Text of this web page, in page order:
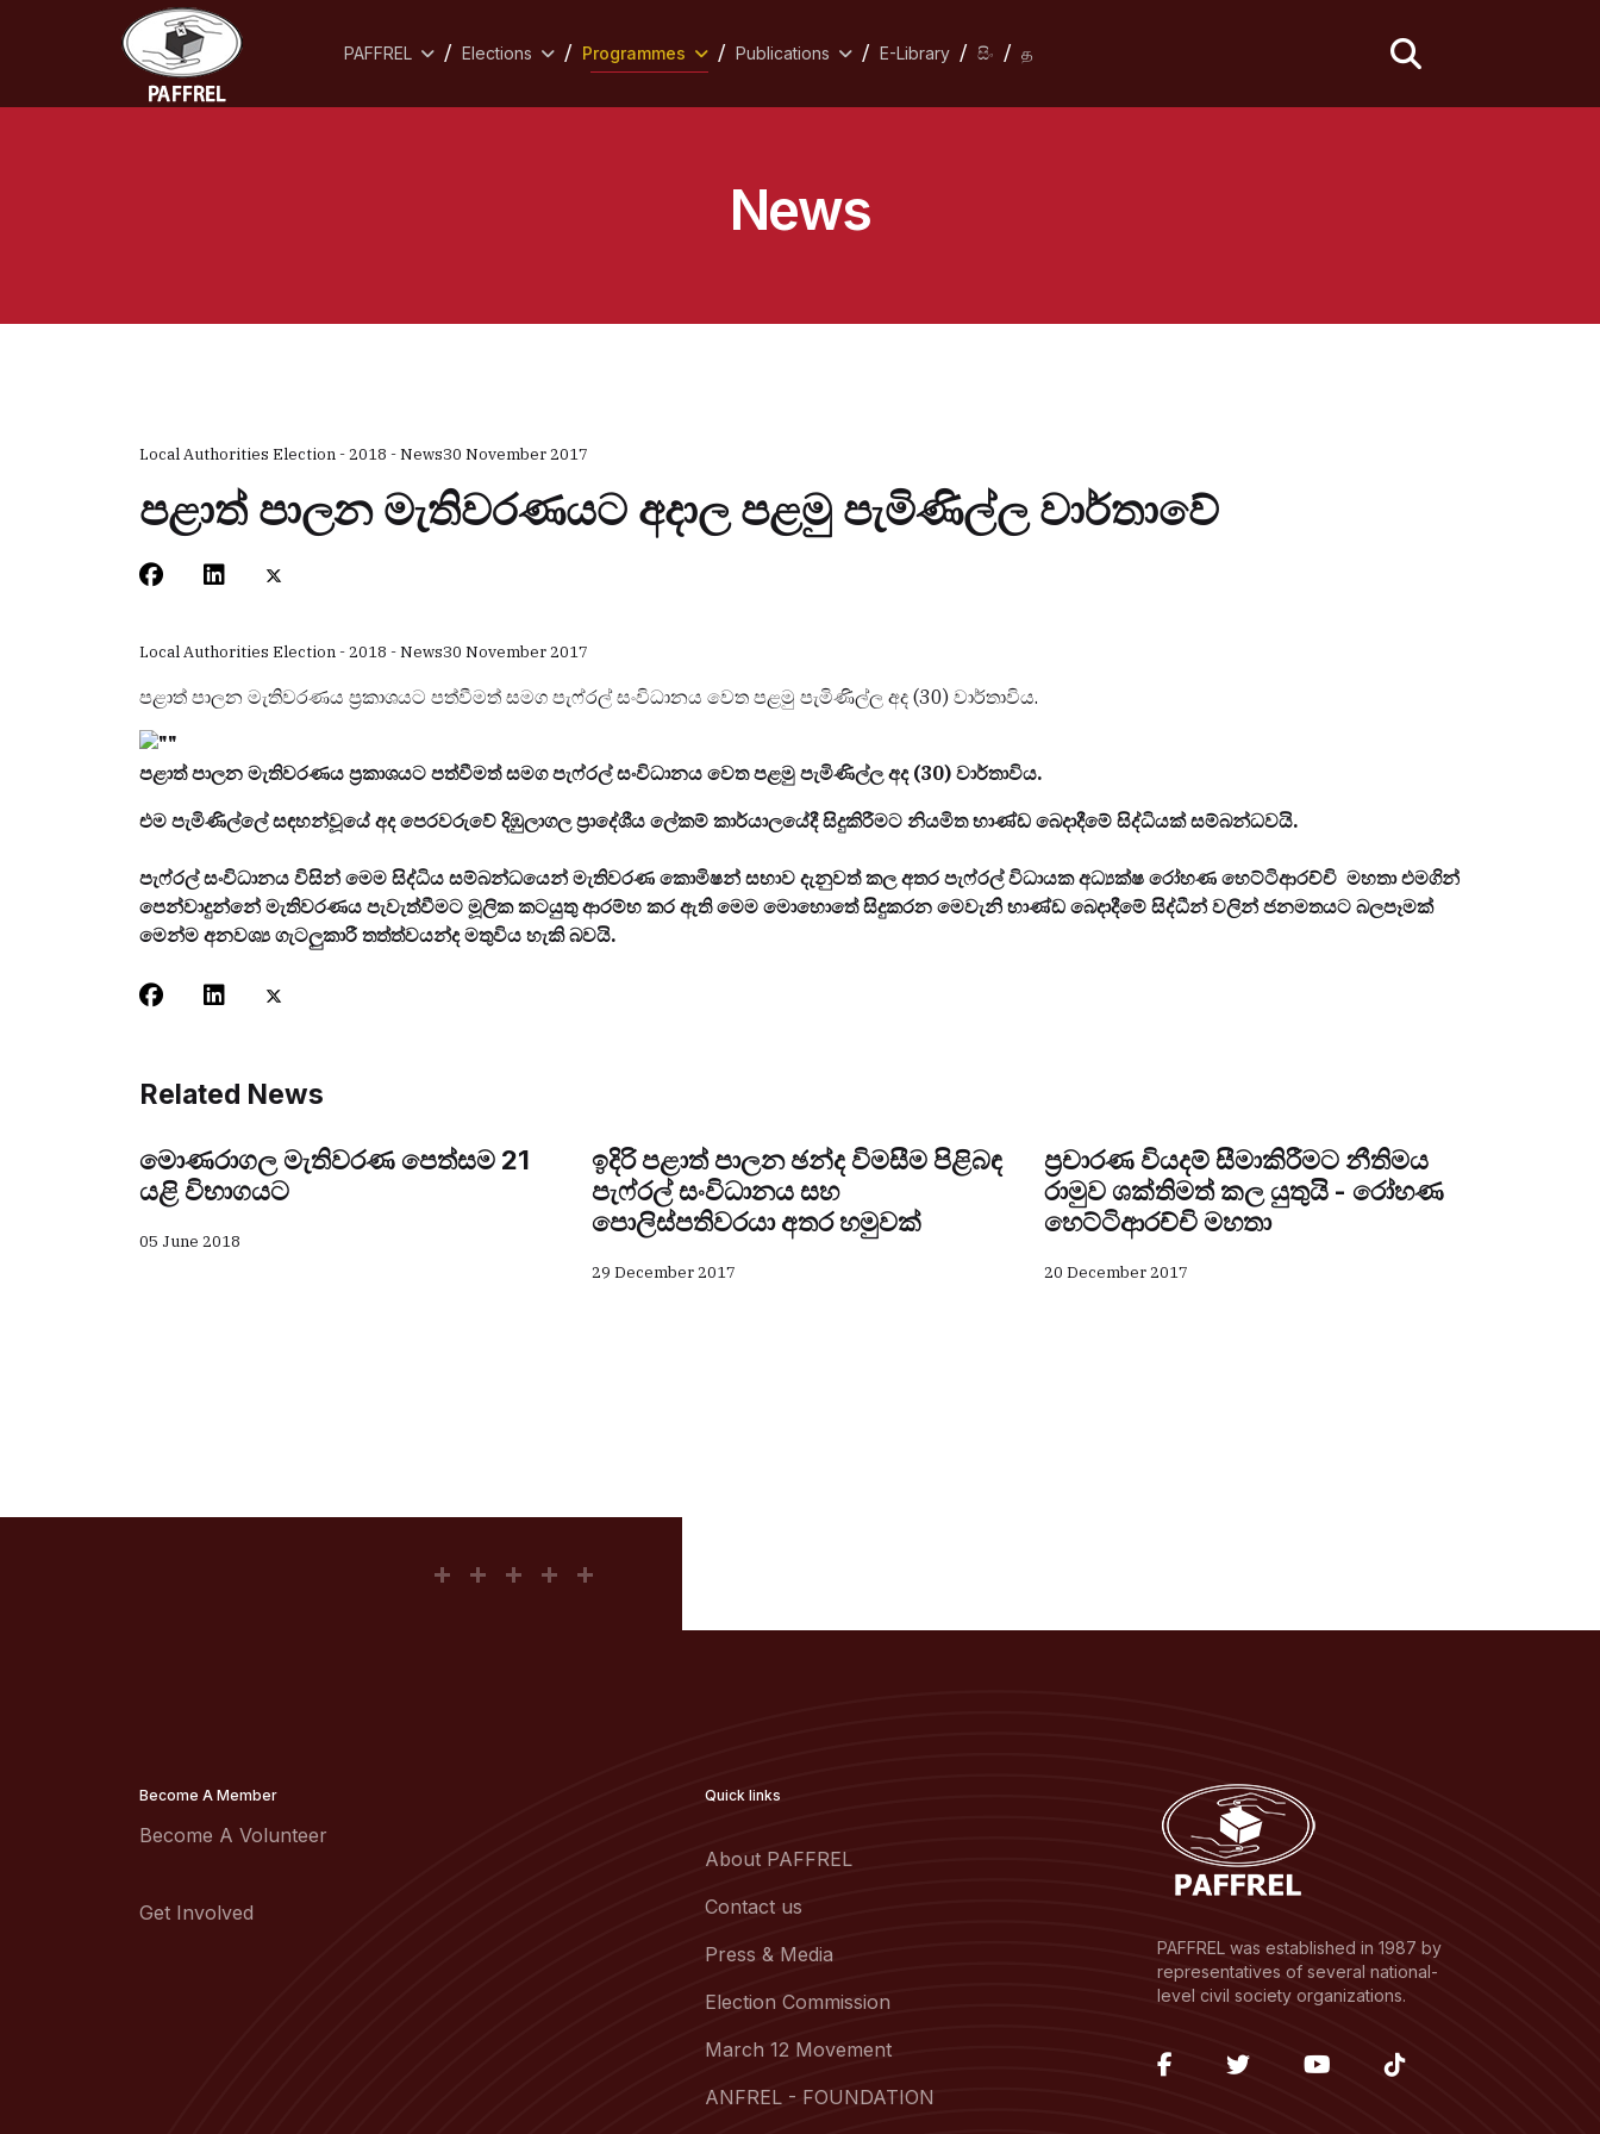
PAFFREL Elections Programmes Publications E-Library සිං த
fa-
search
News
Local Authorities Election - 2018 - News30 November 2017
පළාත් පාලන මැතිවරණයට අදාල පළමු පැමිණිල්ල වාර්තාවේ
Local Authorities Election - 2018 - News30 November 2017
පළාත් පාලන මැතිවරණය ප්‍රකාශයට පත්වීමත් සමග පැෆ්රල් සංවිධානය වෙත පළමු පැමිණිල්ල අද (30) වාර්තාවිය.
පළාත් පාලන මැතිවරණය ප්‍රකාශයට පත්වීමත් සමග පැෆ්රල් සංවිධානය වෙත පළමු පැමිණිල්ල අද (30) වාර්තාවිය.
එම පැමිණිල්ලේ සඳහන්වූයේ අද පෙරවරුවේ දිඹුලාගල ප්‍රාදේශීය ලේකම් කාර්යාලයේදී සිදුකිරීමට නියමිත භාණ්ඩ බෙදාදීමේ සිද්ධියක් සම්බන්ධවයි.
පැෆ්රල් සංවිධානය විසින් මෙම සිද්ධිය සම්බන්ධයෙන් මැතිවරණ කොමිෂන් සභාව දැනුවත් කල අතර පැෆ්රල් විධායක අධ්‍යක්ෂ රෝහණ හෙට්ටිආරච්චි මහතා එමගින්
පෙන්වාදුන්නේ මැතිවරණය පැවැත්වීමට මූලික කටයුතු ආරම්භ කර ඇති මෙම මොහොතේ සිදුකරන මෙවැනි භාණ්ඩ බෙදාදීමේ සිද්ධීන් වලින් ජනමතයට බලපෑමක්
මෙන්ම අනවශ්‍ය ගැටලුකාරී තත්ත්වයන්ද මතුවිය හැකි බවයි.
Related News
මොණරාගල මැතිවරණ පෙත්සම 21
යළි විභාගයට
05 June 2018
ඉදිරි පළාත් පාලන ඡන්ද විමසීම පිළිබඳ
පැෆ්රල් සංවිධානය සහ
පොලිස්පතිවරයා අතර හමුවක්
29 December 2017
ප්‍රචාරණ වියදම් සීමාකිරීමට නීතිමය
රාමුව ශක්තිමත් කල යුතුයි - රෝහණ
හෙට්ටිආරච්චි මහතා
20 December 2017
Become A Member
Become A Volunteer
Get Involved
Quick links
About PAFFREL
Contact us
Press & Media
Election Commission
March 12 Movement
ANFREL - FOUNDATION
PAFFREL was established in 1987 by
representatives of several national-
level civil society organizations.
fab
fab